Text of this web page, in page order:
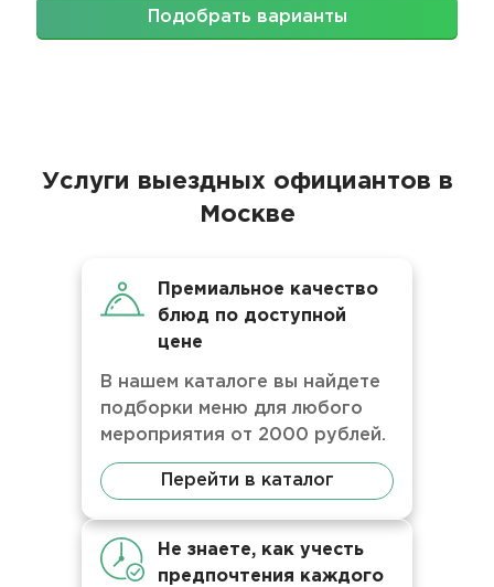
Подобрать варианты
Услуги выездных официантов в
Москве
Премиальное качество
блюд по доступной
цене
В нашем каталоге вы найдете
подборки меню для любого
мероприятия от 2000 рублей.
Перейти в каталог
Не знаете, как учесть
предпочтения каждого